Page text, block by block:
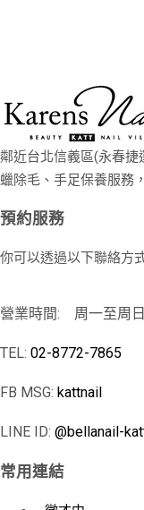
鄰近台北信義區(永春
蠟除毛、手足保養服務
預約服務
你可以透過以下聯絡方
營業時間: 周一至周
TEL: 02-8772-7865
FB MSG: kattnail
LINE ID: @bellanail-
常用連結